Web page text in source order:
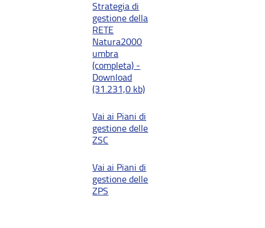
Strategia di
gestione della
RETE
Natura2000
umbra
(completa) -
Download
(31.231,0 kb)
Vai ai Piani di
gestione delle
ZSC
Vai ai Piani di
gestione delle
ZPS